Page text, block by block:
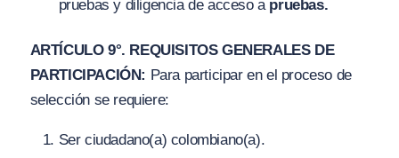
pruebas y diligencia de acceso a pruebas.
ARTÍCULO 9°. REQUISITOS GENERALES DE
PARTICIPACIÓN: Para participar en el proceso de
selección se requiere:
Ser ciudadano(a) colombiano(a).